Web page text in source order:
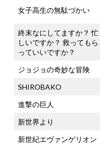
女子高生の無駄づかい
終末なにしてますか？ 忙
しいですか？ 救ってもら
っていいですか？
ジョジョの奇妙な冒険
SHIROBAKO
進撃の巨人
新世界より
新世紀エヴァンゲリオン